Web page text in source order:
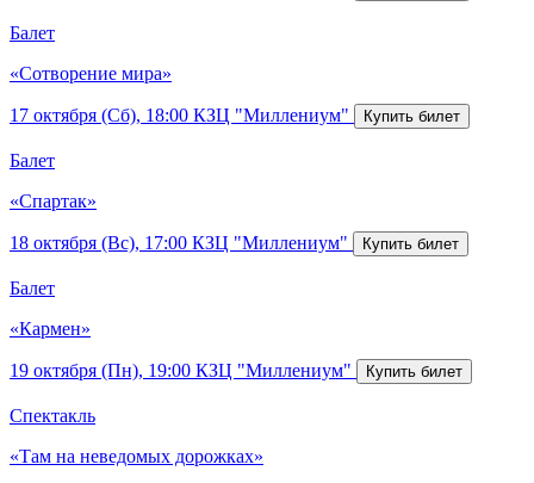
Балет
«Сотворение мира»
17 октября (Сб), 18:00 КЗЦ "Миллениум"
Балет
«Спартак»
18 октября (Вс), 17:00 КЗЦ "Миллениум"
Балет
«Кармен»
19 октября (Пн), 19:00 КЗЦ "Миллениум"
Спектакль
«Там на неведомых дорожках»